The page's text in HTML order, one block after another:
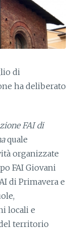
di
ha deliberato
FAI di
quale
organizzate
FAI Giovani
di Primavera e
locali e
territorio